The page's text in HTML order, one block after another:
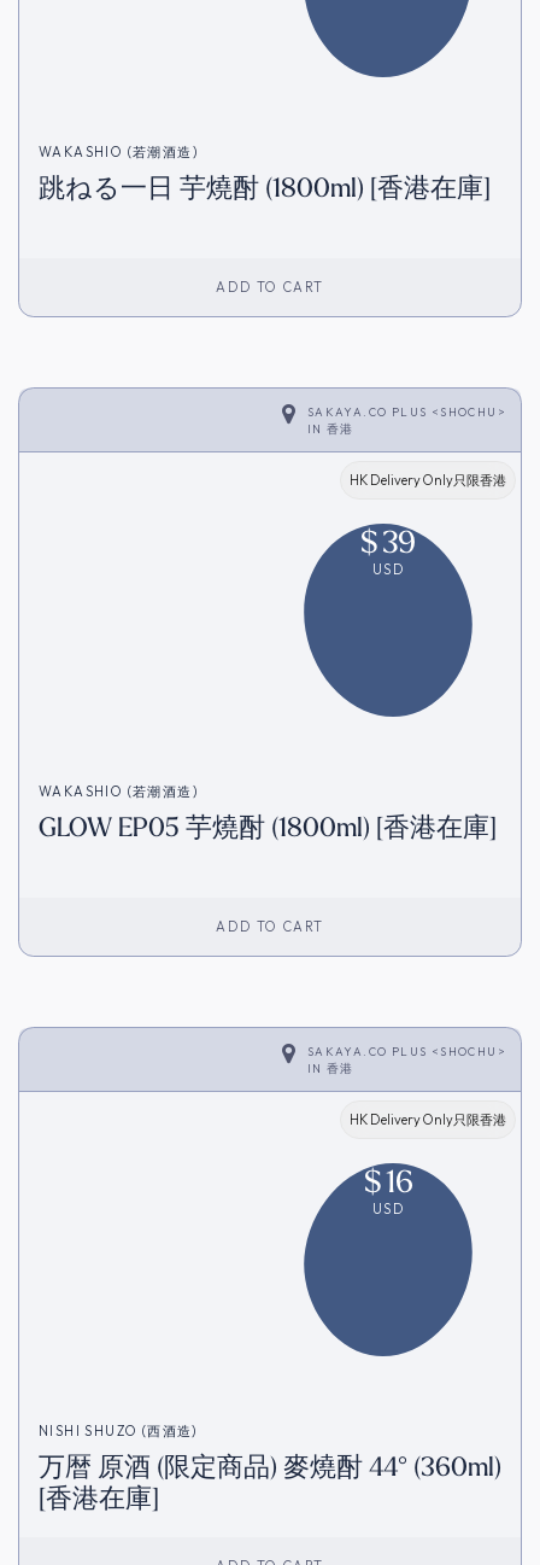
WAKASHIO (若潮酒造)
跳ねる一日 芋燒酎 (1800ml) [香港在庫]
ADD TO CART
SAKAYA.CO PLUS <SHOCHU>
IN 香港
HK Delivery Only只限香港
$39
USD
WAKASHIO (若潮酒造)
GLOW EP05 芋燒酎 (1800ml) [香港在庫]
ADD TO CART
SAKAYA.CO PLUS <SHOCHU>
IN 香港
HK Delivery Only只限香港
$16
USD
NISHI SHUZO (西酒造)
万暦 原酒 (限定商品) 麥燒酎 44° (360ml)
[香港在庫]